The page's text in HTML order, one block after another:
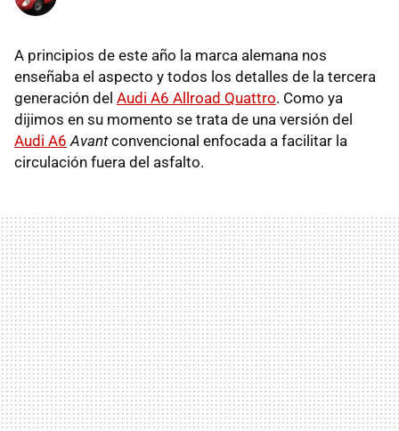
A principios de este año la marca alemana nos
enseñaba el aspecto y todos los detalles de la tercera
generación del Audi A6 Allroad Quattro. Como ya
dijimos en su momento se trata de una versión del
Audi A6 Avantconvencional enfocada a facilitar la
circulación fuera del asfalto.